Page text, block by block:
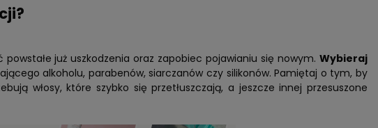
już uszkodzenia oraz zapobiec pojawianiu się nowym. Wybieraj
alkoholu, parabenów, siarczanów czy silikonów. Pamiętaj o tym, by
włosy, które szybko się przetłuszczają, a jeszcze innej przesuszone